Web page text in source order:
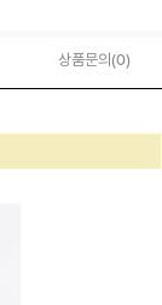
상품문의 (0)